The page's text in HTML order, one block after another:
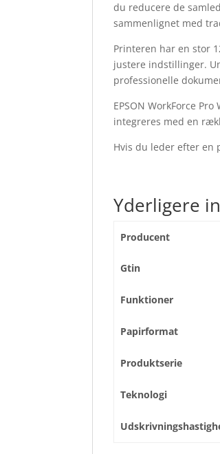
du reducere de
sammenlignet med
Printeren har en stor
justere indstillinger.
professionelle
EPSON WorkForce
integreres med en
Hvis du leder efter en
Yderligere
Producent
Gtin
Funktioner
Papirformat
Produktserie
Teknologi